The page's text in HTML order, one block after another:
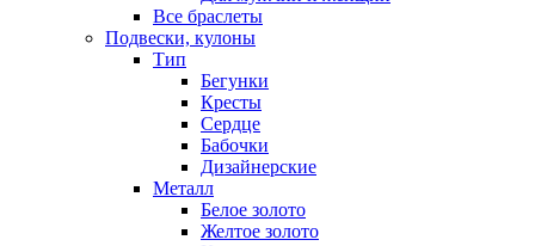
Все браслеты
Подвески, кулоны
Тип
Бегунки
Кресты
Сердце
Бабочки
Дизайнерские
Металл
Белое золото
Желтое золото